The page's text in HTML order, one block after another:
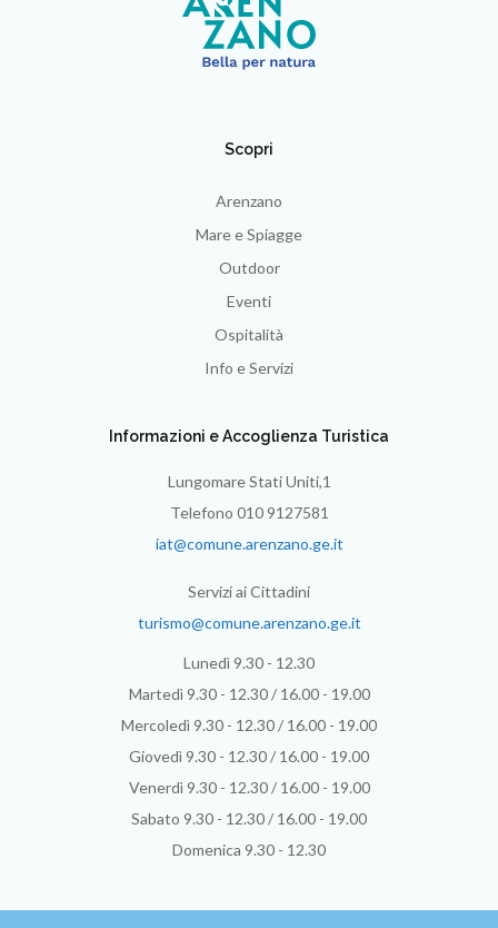
Scopri
Arenzano
Mare e Spiagge
Outdoor
Eventi
Ospitalità
Info e Servizi
Informazioni e Accoglienza Turistica
Lungomare Stati Uniti,1
Telefono 010 9127581
iat@comune.arenzano.ge.it
Servizi ai Cittadini
turismo@comune.arenzano.ge.it
Lunedì 9.30 - 12.30
Martedì 9.30 - 12.30 / 16.00 - 19.00
Mercoledì 9.30 - 12.30 / 16.00 - 19.00
Giovedì 9.30 - 12.30 / 16.00 - 19.00
Venerdì 9.30 - 12.30 / 16.00 - 19.00
Sabato 9.30 - 12.30 / 16.00 - 19.00
Domenica 9.30 - 12.30